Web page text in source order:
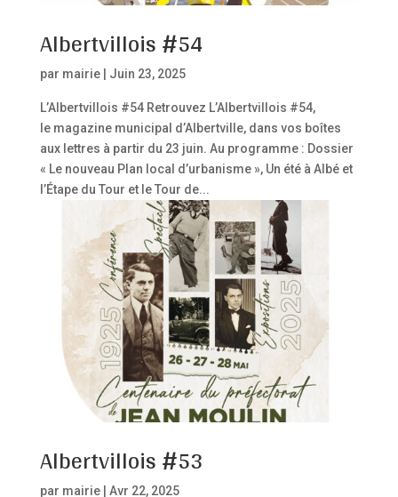
Albertvillois #54
par mairie| Juin 23, 2025
L’Albertvillois #54 Retrouvez L’Albertvillois #54,
le magazine municipal d’Albertville, dans vos boîtes
aux lettres à partir du 23 juin. Au programme : Dossier
« Le nouveau Plan local d’urbanisme », Un été à Albé et
l’Étape du Tour et le Tour de...
Albertvillois #53
par mairie| Avr 22, 2025